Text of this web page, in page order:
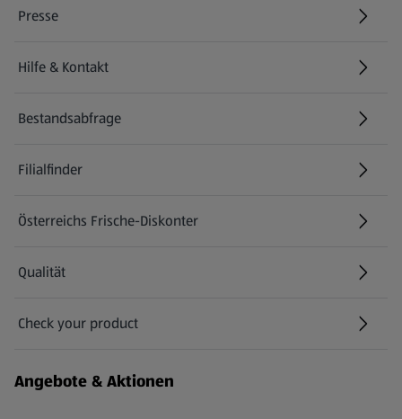
Presse
Hilfe & Kontakt
(öffnet in einem neuen Tab)
Bestandsabfrage
(öffnet in einem neuen Tab)
Filialfinder
Österreichs Frische-Diskonter
Qualität
Check your product
(öffnet in einem neuen Tab)
Angebote & Aktionen